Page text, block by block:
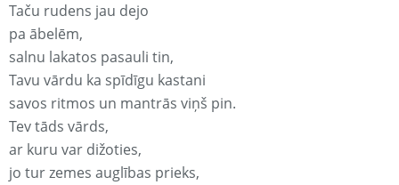
Taču rudens jau dejo
pa ābelēm,
salnu lakatos pasauli tin,
Tavu vārdu ka spīdīgu kastani
savos ritmos un mantrās viņš pin.
Tev tāds vārds,
ar kuru var dižoties,
jo tur zemes auglības prieks,